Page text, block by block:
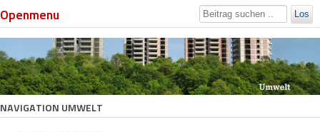
Openmenu Los
NAVIGATION UMWELT